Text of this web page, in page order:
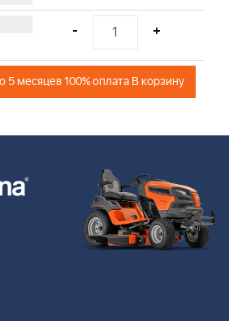
- +
5 месяцев 100% оплата В корзину